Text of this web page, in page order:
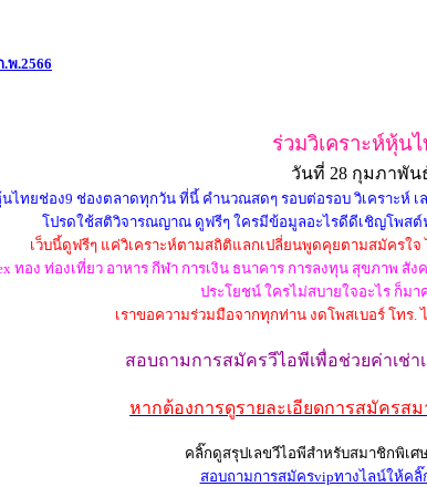
พ.2566
ร่วมวิเคราะห์หุ้น
วันที่ 28 กุมภาพัน
ไทยช่อง9 ช่องตลาดทุกวัน ที่นี้ คำนวณสดๆ รอบต่อรอบ วิเคราะ
โปรดใช้สติวิจารณญาณ ดูฟรีๆ ใครมีข้อมูลอะไรดีดีเชิญโพสต์
เว็บนี้ดูฟรีๆ แค่วิเคราะห์ตามสถิติแลกเปลี่ยนพูดคุยตามสมัครใ
ทอง ท่องเที่ยว อาหาร กีฬา การเงิน ธนาคาร การลงทุน สุขภาพ
ประโยชน์ ใครไม่สบายใจอะไร ก็มา
เราขอความร่วมมือจากทุกท่าน งดโพสเบอร์ โทร.
สอบถามการสมัครวีไอพีเพื่อช่วยค่าเช่า
หากต้องการดูรายละเอียดการสมัครส
คลิ๊กดูสรุปเลขวีไอพีสำหรับสมาชิกพิเศ
สอบถามการสมัครvipทางไลน์ให้คลิ๊